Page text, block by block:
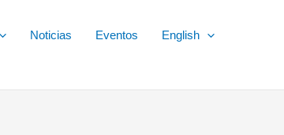
Noticias Eventos
English